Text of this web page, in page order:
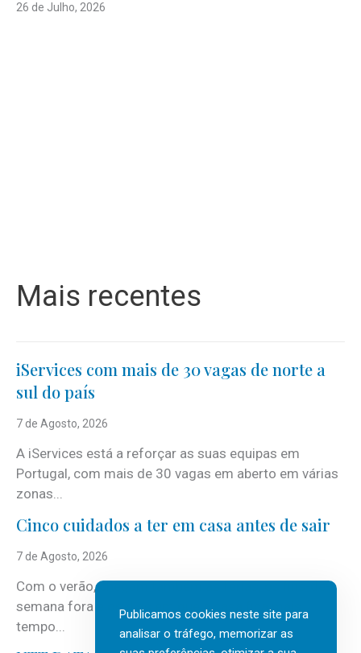
26 de Julho, 2026
Mais recentes
iServices com mais de 30 vagas de norte a
sul do país
7 de Agosto, 2026
A iServices está a reforçar as suas equipas em
Portugal, com mais de 30 vagas em aberto em várias
zonas...
Cinco cuidados a ter em casa antes de sair
7 de Agosto, 2026
Com o verão, chegam também as férias, os fins-de-
semana fora e os dias em que a casa fica mais
tempo...
Publicamos cookies neste site para
analisar o tráfego, memorizar as